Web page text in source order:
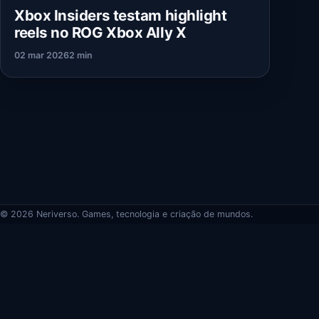
Xbox Insiders testam highlight
reels no ROG Xbox Ally X
02 mar 20262 min
© 2026 Neriverso. Games, tecnologia e criação de mundos.